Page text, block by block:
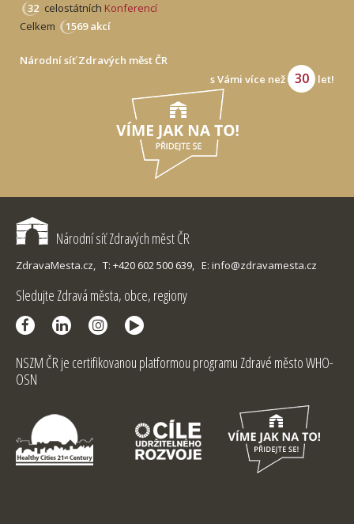
32 celostátních Konferencí
Celkem
1569 akcí
Národní síť Zdravých měst ČR
s Vámi více než
30 let!
Národní síť Zdravých měst ČR
ZdravaMesta.cz, T: +420 602 500 639, E: info@zdravamesta.cz
Sledujte Zdravá města, obce, regiony
NSZM ČR je certifikovanou platformou programu Zdravé město WHO-
OSN